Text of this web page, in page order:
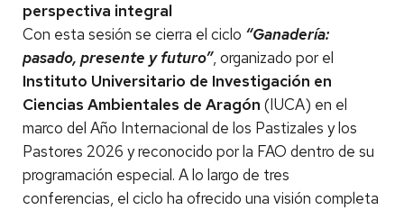
perspectiva integral
Con esta sesión se cierra el ciclo “Ganadería:
pasado, presente y futuro”, organizado por el
Instituto Universitario de Investigación en
Ciencias Ambientales de Aragón (IUCA) en el
marco del Año Internacional de los Pastizales y los
Pastores 2026 y reconocido por la FAO dentro de su
programación especial. A lo largo de tres
conferencias, el ciclo ha ofrecido una visión completa